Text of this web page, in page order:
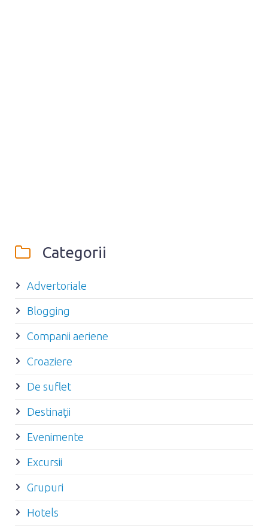
Categorii
Advertoriale
Blogging
Companii aeriene
Croaziere
De suflet
Destinaţii
Evenimente
Excursii
Grupuri
Hotels